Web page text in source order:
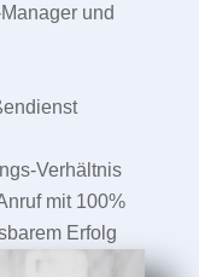
und
Verhältnis
mit 100%
Erfolg